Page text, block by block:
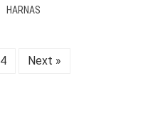
HARNAS
4 Next »